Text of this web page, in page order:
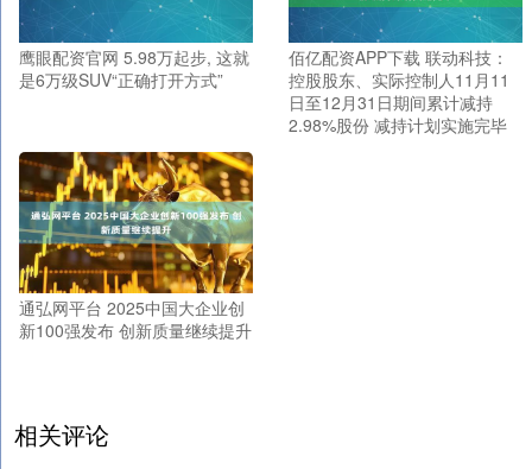
鹰眼配资官网 5.98万起步, 这就
是6万级SUV“正确打开方式”
佰亿配资APP下载 联动科技：
控股股东、实际控制人11月11
日至12月31日期间累计减持
2.98%股份 减持计划实施完毕
通弘网平台 2025中国大企业创
新100强发布 创新质量继续提升
相关评论